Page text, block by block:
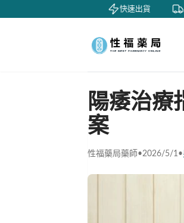
快速出貨 免
陽痿治療
案
性福藥局藥師•2026/5/1•